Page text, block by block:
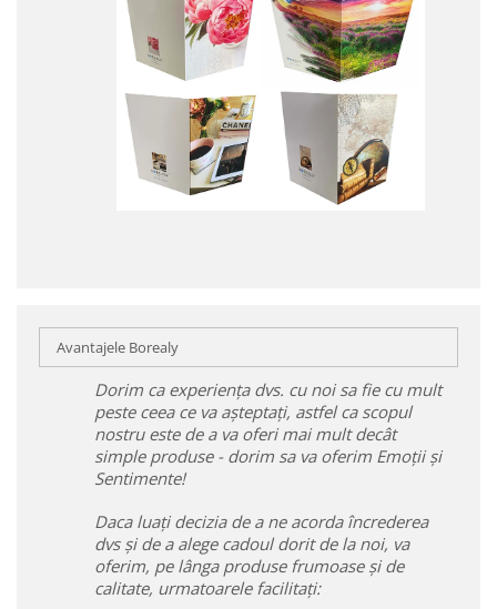
Avantajele Borealy
Dorim ca experiența dvs. cu noi sa fie cu mult
peste ceea ce va așteptați, astfel ca scopul
nostru este de a va oferi mai mult decât
simple produse - dorim sa va oferim Emoții și
Sentimente!
Daca luați decizia de a ne acorda încrederea
dvs și de a alege cadoul dorit de la noi, va
oferim, pe lânga produse frumoase și de
calitate, urmatoarele facilitați: